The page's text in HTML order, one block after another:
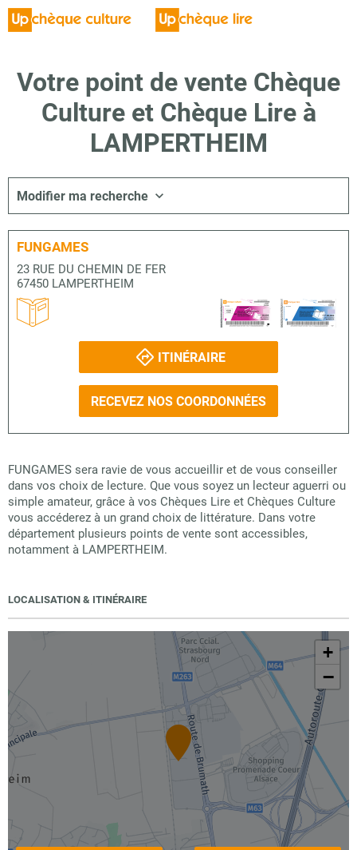
Votre point de vente Chèque
Culture et Chèque Lire à
LAMPERTHEIM
Modifier ma recherche
FUNGAMES
23 RUE DU CHEMIN DE FER
67450 LAMPERTHEIM
ITINÉRAIRE
RECEVEZ NOS COORDONNÉES
FUNGAMES sera ravie de vous accueillir et de vous conseiller
dans vos choix de lecture. Que vous soyez un lecteur aguerri ou
simple amateur, grâce à vos Chèques Lire et Chèques Culture
vous accéderez à un grand choix de littérature. Dans votre
département plusieurs points de vente sont accessibles,
notamment à LAMPERTHEIM.
LOCALISATION & ITINÉRAIRE
+
−